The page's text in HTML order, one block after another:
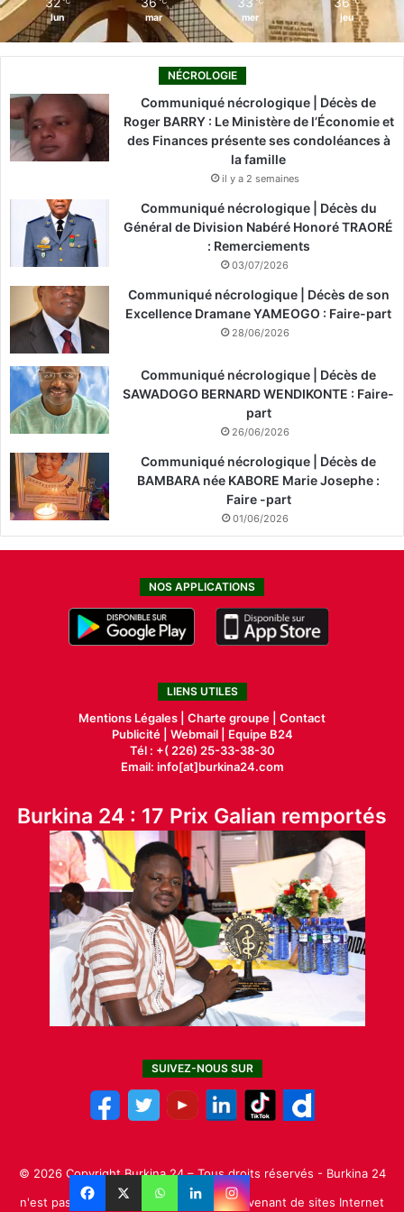
lun mar mer jeu
NÉCROLOGIE
Communiqué nécrologique | Décès de
Roger BARRY : Le Ministère de l’Économie et
des Finances présente ses condoléances à
la famille
il y a 2 semaines
Communiqué nécrologique | Décès du
Général de Division Nabéré Honoré TRAORÉ
: Remerciements
03/07/2026
Communiqué nécrologique | Décès de son
Excellence Dramane YAMEOGO : Faire-part
28/06/2026
Communiqué nécrologique | Décès de
SAWADOGO BERNARD WENDIKONTE : Faire-
part
26/06/2026
Communiqué nécrologique | Décès de
BAMBARA née KABORE Marie Josephe :
Faire -part
01/06/2026
NOS APPLICATIONS
LIENS UTILES
Mentions Légales | Charte groupe | Contact
Publicité| Webmail |
Equipe B24
Tél : +( 226) 25-33-38-30
Email: info[at]burkina24.com
Burkina 24 : 17 Prix Galian remportés
SUIVEZ-NOUS SUR
© 2026 Copyright Burkina 24 – Tous droits réservés - Burkina 24
n'est pas responsable des contenus provenant de sites Internet